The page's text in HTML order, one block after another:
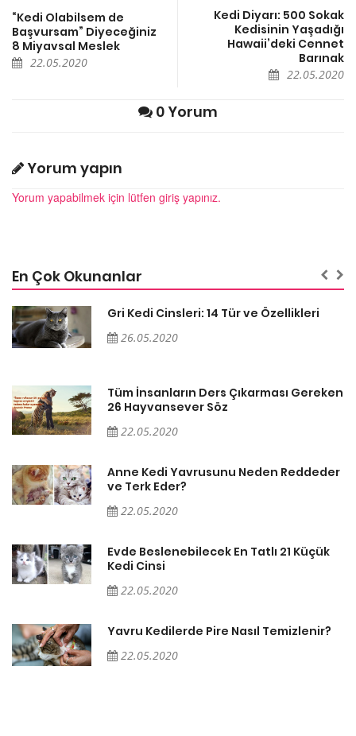
“Kedi Olabilsem de
Başvursam” Diyeceğiniz
8 Miyavsal Meslek
22.05.2020
Kedi Diyarı: 500 Sokak
Kedisinin Yaşadığı
Hawaii’deki Cennet
Barınak
22.05.2020
0 Yorum
Yorum yapın
Yorum yapabilmek için lütfen giriş yapınız.
En Çok Okunanlar
Gri Kedi Cinsleri: 14 Tür ve Özellikleri
26.05.2020
Tüm İnsanların Ders Çıkarması Gereken
26 Hayvansever Söz
22.05.2020
Anne Kedi Yavrusunu Neden Reddeder
ve Terk Eder?
22.05.2020
Evde Beslenebilecek En Tatlı 21 Küçük
Kedi Cinsi
22.05.2020
Yavru Kedilerde Pire Nasıl Temizlenir?
22.05.2020